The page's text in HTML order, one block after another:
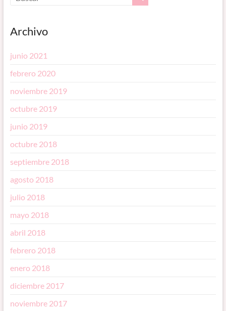
Archivo
junio 2021
febrero 2020
noviembre 2019
octubre 2019
junio 2019
octubre 2018
septiembre 2018
agosto 2018
julio 2018
mayo 2018
abril 2018
febrero 2018
enero 2018
diciembre 2017
noviembre 2017